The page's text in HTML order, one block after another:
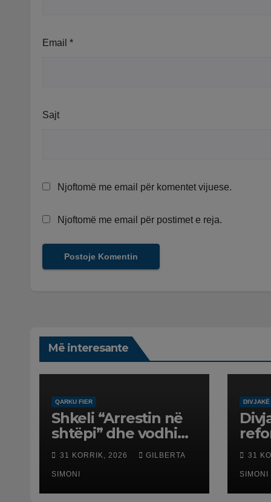
Email *
Sajt
Njoftomë me email për komentet vijuese.
Njoftomë me email për postimet e reja.
Më interesante
QARKU FIER
Shkeli “Arrestin në
shtëpi” dhe vodhi
automjetin,
arrestohet 43-
vjeçari
31 KORRIK, 2026 GILBERTA
SIMONI
DIVJAKË
31
SIMONI